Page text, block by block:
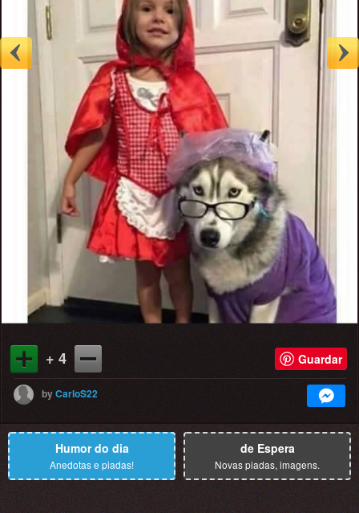
+ 4 Guardar
byCarloS22
Humor do dia
Anedotas e piadas!
de Espera
Novas piadas, imagens.